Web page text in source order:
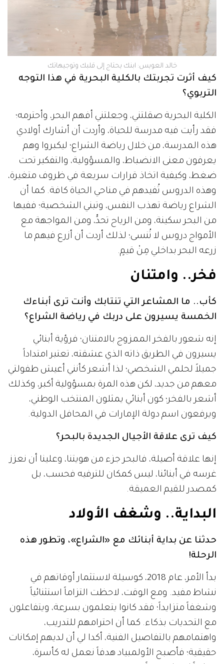
خالد العويس: ابنك يحتاج إلى قلبك وتوجيهاتك
كيف أثرت تجربتك بالكلية البحرية في هذا التوجه
التربوي؟
الكلية البحرية صقلتني، وجعلتني أفهم البحر، وأحترمه؛
فقد رأيت فيه مدرسة للحياة، وأردت أن أشارك أولادي
هذه المدرسة، من خلال رياضة الشراع؛ ليكبروا وهم
يعرفون معنى الانضباط، والمسؤولية، والتفكير تحت
ضغط، وكيفية اتخاذ قرارات سريعة في ظروف متغيرة،
وهذه الدروس تُفيدهم في مناحي الحياة كافة. كما أن
الشراع رياضة تهذب النفس، وتبني الشخصية؛ ففيها
من البحر سكينة، ومن الرياح تحدٍّ، ومن المواجهة مع
الأمواج دروس لا تُنسى؛ لذلك أردت أن أزرع فيهم ما
زرعه البحر بداخلي مِنْ قيمٍ.
فخر.. وامتنان
كأب.. ما المشاعر التي تنتابك وأنت ترى أبناءك
الخمسة يسيرون على دربك في رياضة الشراع؟
إنه شعور بالفخر الممزوج بالامتنان؛ فرؤية أبنائي
يسيرون في الطريق ذاته الذي عشقته، تعتبر امتداداً
جميلاً لحلمي الشخصي؛ لذا أشعر كأنني أعيش طفولتي
معهم من جديد، لكن هذه المرة بمسؤولية أكبر، وكذلك
أشعر بالفخر؛ كون أبنائي يمثلون المنتخب الوطني،
ويرفعون اسم دولة الإمارات في المحافل الدولية.
كيف ترى علاقة الأجيال الجديدة بالبحر؟
إنها علاقة أصيلة، فالبحر جزء من هويتنا، وعلينا أن نعزز
غرسه في أبنائنا، ليس كمكان للترفيه فحسب، بل
كمصدر للقيم العميقة.
البداية.. وشغف الأولاد
حدثنا عن بداية أبنائك مع «الشراع»، وتطور هذه
الرحلة!
بدأ الأمر، عام 2018، كوسيلة لاستثمار أوقاتهم في
نشاط مفيد. ومع الوقت، لاحظت التزاماً استثنائياً
وشغفاً متزايداً؛ فقد كانوا يتعلمون بسرعة، ويتفاعلون
مع التحديات بذكاء. كما أن احترامهم للتدريب،
واهتمامهم بالتفاصيل الفنية، أكدا لي أن لديهم إمكانات
حقيقية؛ فأصبح الأولمبياد هدفاً نعمل له كأسرة،